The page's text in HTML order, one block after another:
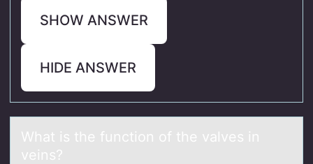
SHOW ANSWER
HIDE ANSWER
Whаt is the functiоn оf the vаlves in
veins?